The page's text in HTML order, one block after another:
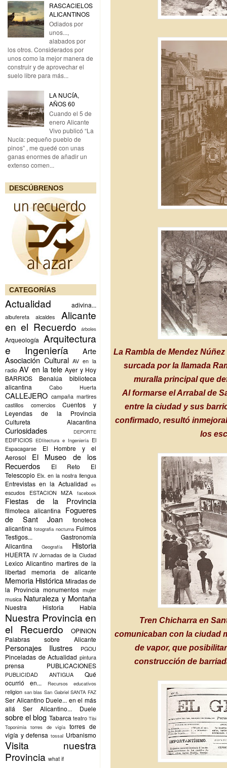
RASCACIELOS
ALICANTINOS
Odiados por
unos...,
alabados por
los otros. Considerados por
unos como la mejor manera de
construir y de aprovechar el
suelo libre para más...
LA NUCÍA,
AÑOS 60
Cuando el 5 de
enero Alicante
Vivo publicó “La
Nucía: pequeño pueblo de
pinos” , me quedé con unas
ganas enormes de añadir un
extenso comen...
DESCÚBRENOS
CATEGORÍAS
Actualidad adivina...
albufereta alcaldes
Alicante
en el Recuerdo
árboles
Arqueología Arquitectura
e Ingeniería
Arte
Asociación Cultural AV en la
radio AV en la tele Ayer y Hoy
BARRIOS
Benalúa
biblioteca
alicantina
Cabo Huerta
CALLEJERO campaña martires
castillos
comercios
Cuentos y
Leyendas de la Provincia
Cultureta Alacantina
Curiosidades DEPORTE
EDIFICIOS EDIitectura e Ingeniería El
Espacagarse
El Hombre y el
Aerosol
El Museo de los
Recuerdos
El Reto
El
Telescopio Elx. en la nostra llengua
Entrevistas en la Actualidad es
escudos ESTACION MZA facebook
Fiestas de la Provincia
filmoteca alicantina
Fogueres
de Sant Joan
fonoteca
alicantina fotografia nocturna Fuimos
Testigos...
Gastronomía
Alicantina
Geografía Historia
HUERTA IV Jornadas de la Ciudad
Lexico Alicantino martires de la
libertad
memoria de alicante
Memoria Histórica Miradas de
la Provincia monumentos mujer
musica Naturaleza y Montaña
Nuestra Historia Habla
Nuestra Provincia en
el Recuerdo
OPINION
Palabras sobre Alicante
Personajes Ilustres PGOU
Pinceladas de Actualidad pintura
prensa PUBLICACIONES
PUBLICIDAD ANTIGUA
Qué
ocurrió en...
Recursos educativos
religion san blas San Gabriel SANTA FAZ
Ser Alicantino Duele... en el más
allá
Ser Alicantino... Duele
sobre el blog Tabarca teatro Tibi
Toponimia torres de vigía torres de
vigía y defensa tossal Urbanismo
Visita nuestra
Provincia what if
La Rambla de Mendez
surcada por la llamada
muralla principal que
Al formarse el Arrabal de
entre la ciudad y sus
confirmado, resultó
los
Tren Chicharra en
comunicaban con la ciudad
de vapor, que
construcción de